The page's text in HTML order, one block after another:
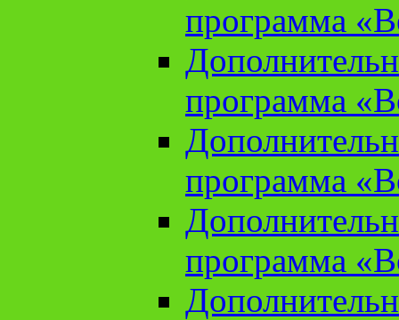
программа
программа
программа
программа